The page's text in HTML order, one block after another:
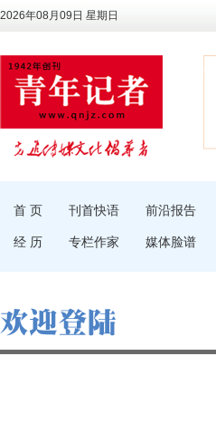
2026年08月09日 星期日
首 页 刊首快语 前沿报告
经 历 专栏作家 媒体脸谱